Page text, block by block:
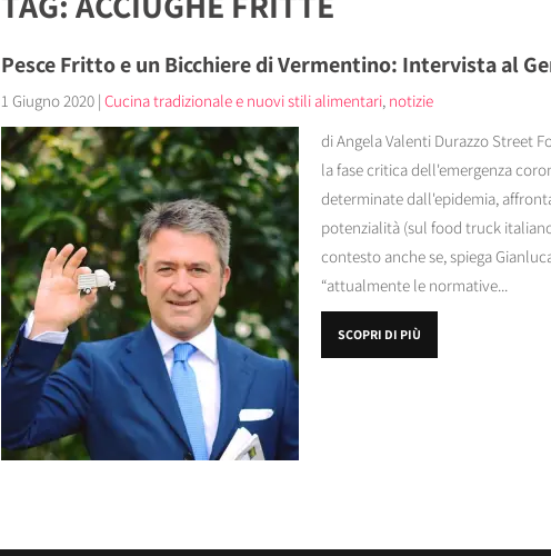
Pesce Fritto e un Bicchiere di Vermentino: Intervista al
1 Giugno 2020 | Cucina tradizionale e nuovi stili alimentari, notizie
di Angela Valenti Durazzo Street
la fase critica dell'emergenza
determinate dall'epidemia,
potenzialità (sul food truck
contesto anche se, spiega
“attualmente le normative...
SCOPRI DI PIÙ